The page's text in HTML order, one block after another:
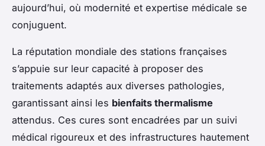
aujourd’hui, où modernité et expertise médicale se
conjuguent.
La réputation mondiale des stations françaises
s’appuie sur leur capacité à proposer des
traitements adaptés aux diverses pathologies,
garantissant ainsi les bienfaits thermalisme
attendus. Ces cures sont encadrées par un suivi
médical rigoureux et des infrastructures hautement